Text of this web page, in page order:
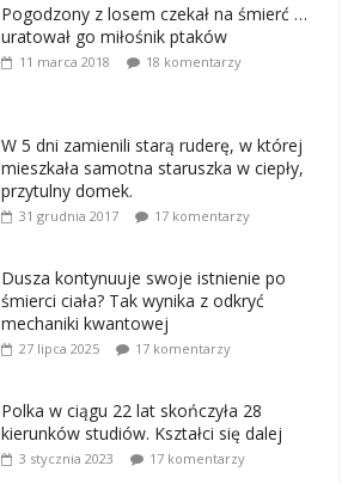
Pogodzony z losem czekał na śmierć …
uratował go miłośnik ptaków
11 marca 2018 18 komentarzy
W 5 dni zamienili starą ruderę, w której
mieszkała samotna staruszka w ciepły,
przytulny domek.
31 grudnia 2017 17 komentarzy
Dusza kontynuuje swoje istnienie po
śmierci ciała? Tak wynika z odkryć
mechaniki kwantowej
27 lipca 2025 17 komentarzy
Polka w ciągu 22 lat skończyła 28
kierunków studiów. Kształci się dalej
3 stycznia 2023 17 komentarzy